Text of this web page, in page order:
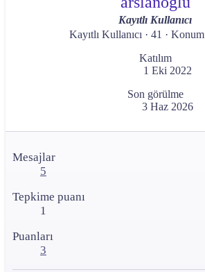
Kayıtlı Kullanıcı
Kayıtlı Kullanıcı · 41 · Konum
Katılım
1 Eki 2022
Son görülme
3 Haz 2026
Mesajlar
5
Tepkime puanı
1
Puanları
3